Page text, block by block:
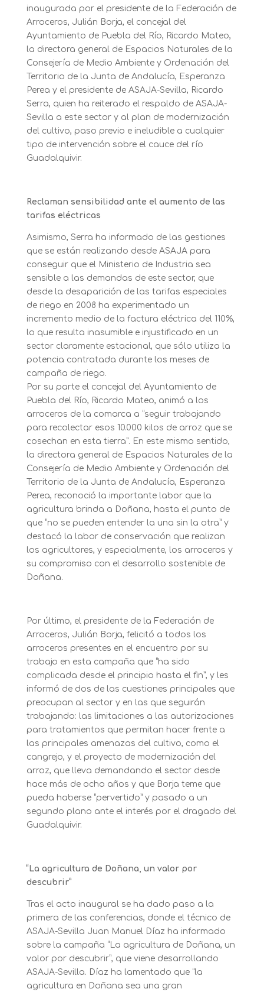
inaugurada por el presidente de la Federación de
Arroceros, Julián Borja, el concejal del
Ayuntamiento de Puebla del Río, Ricardo Mateo,
la directora general de Espacios Naturales de la
Consejería de Medio Ambiente y Ordenación del
Territorio de la Junta de Andalucía, Esperanza
Perea y el presidente de ASAJA-Sevilla, Ricardo
Serra, quien ha reiterado el respaldo de ASAJA-
Sevilla a este sector y al plan de modernización
del cultivo, paso previo e ineludible a cualquier
tipo de intervención sobre el cauce del río
Guadalquivir.
Reclaman sensibilidad ante el aumento de las
tarifas eléctricas
Asimismo, Serra ha informado de las gestiones
que se están realizando desde ASAJA para
conseguir que el Ministerio de Industria sea
sensible a las demandas de este sector, que
desde la desaparición de las tarifas especiales
de riego en 2008 ha experimentado un
incremento medio de la factura eléctrica del 110%,
lo que resulta inasumible e injustificado en un
sector claramente estacional, que sólo utiliza la
potencia contratada durante los meses de
campaña de riego.
Por su parte el concejal del Ayuntamiento de
Puebla del Río, Ricardo Mateo, animó a los
arroceros de la comarca a “seguir trabajando
para recolectar esos 10.000 kilos de arroz que se
cosechan en esta tierra”. En este mismo sentido,
la directora general de Espacios Naturales de la
Consejería de Medio Ambiente y Ordenación del
Territorio de la Junta de Andalucía, Esperanza
Perea, reconoció la importante labor que la
agricultura brinda a Doñana, hasta el punto de
que “no se pueden entender la una sin la otra” y
destacó la labor de conservación que realizan
los agricultores, y especialmente, los arroceros y
su compromiso con el desarrollo sostenible de
Doñana.
Por último, el presidente de la Federación de
Arroceros, Julián Borja, felicitó a todos los
arroceros presentes en el encuentro por su
trabajo en esta campaña que “ha sido
complicada desde el principio hasta el fin”, y les
informó de dos de las cuestiones principales que
preocupan al sector y en las que seguirán
trabajando: las limitaciones a las autorizaciones
para tratamientos que permitan hacer frente a
las principales amenazas del cultivo, como el
cangrejo, y el proyecto de modernización del
arroz, que lleva demandando el sector desde
hace más de ocho años y que Borja teme que
pueda haberse “pervertido” y pasado a un
segundo plano ante el interés por el dragado del
Guadalquivir.
“La agricultura de Doñana, un valor por
descubrir”
Tras el acto inaugural se ha dado paso a la
primera de las conferencias, donde el técnico de
ASAJA-Sevilla Juan Manuel Díaz ha informado
sobre la campaña “La agricultura de Doñana, un
valor por descubrir”, que viene desarrollando
ASAJA-Sevilla. Díaz ha lamentado que “la
agricultura en Doñana sea una gran